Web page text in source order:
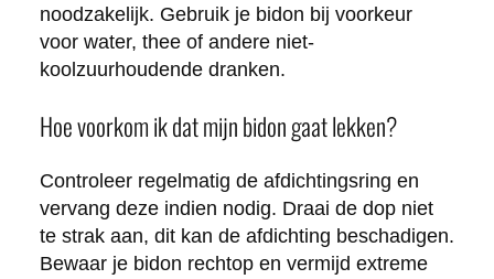
noodzakelijk. Gebruik je bidon bij voorkeur
voor water, thee of andere niet-
koolzuurhoudende dranken.
Hoe voorkom ik dat mijn bidon gaat lekken?
Controleer regelmatig de afdichtingsring en
vervang deze indien nodig. Draai de dop niet
te strak aan, dit kan de afdichting beschadigen.
Bewaar je bidon rechtop en vermijd extreme